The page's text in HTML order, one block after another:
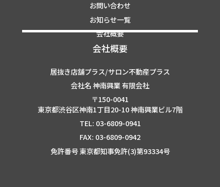
お問い合わせ
お知らせ一覧
会社概要
会社概要
居抜き店舗プラス/サロン不動産プラス
会社名 神南興業 有限会社
〒150-0041
東京都渋谷区神南1丁目20-10 神南興業ビル7階
TEL: 03-6809-0941
FAX: 03-6809-0942
免許番号 東京都知事免許(3)第93334号